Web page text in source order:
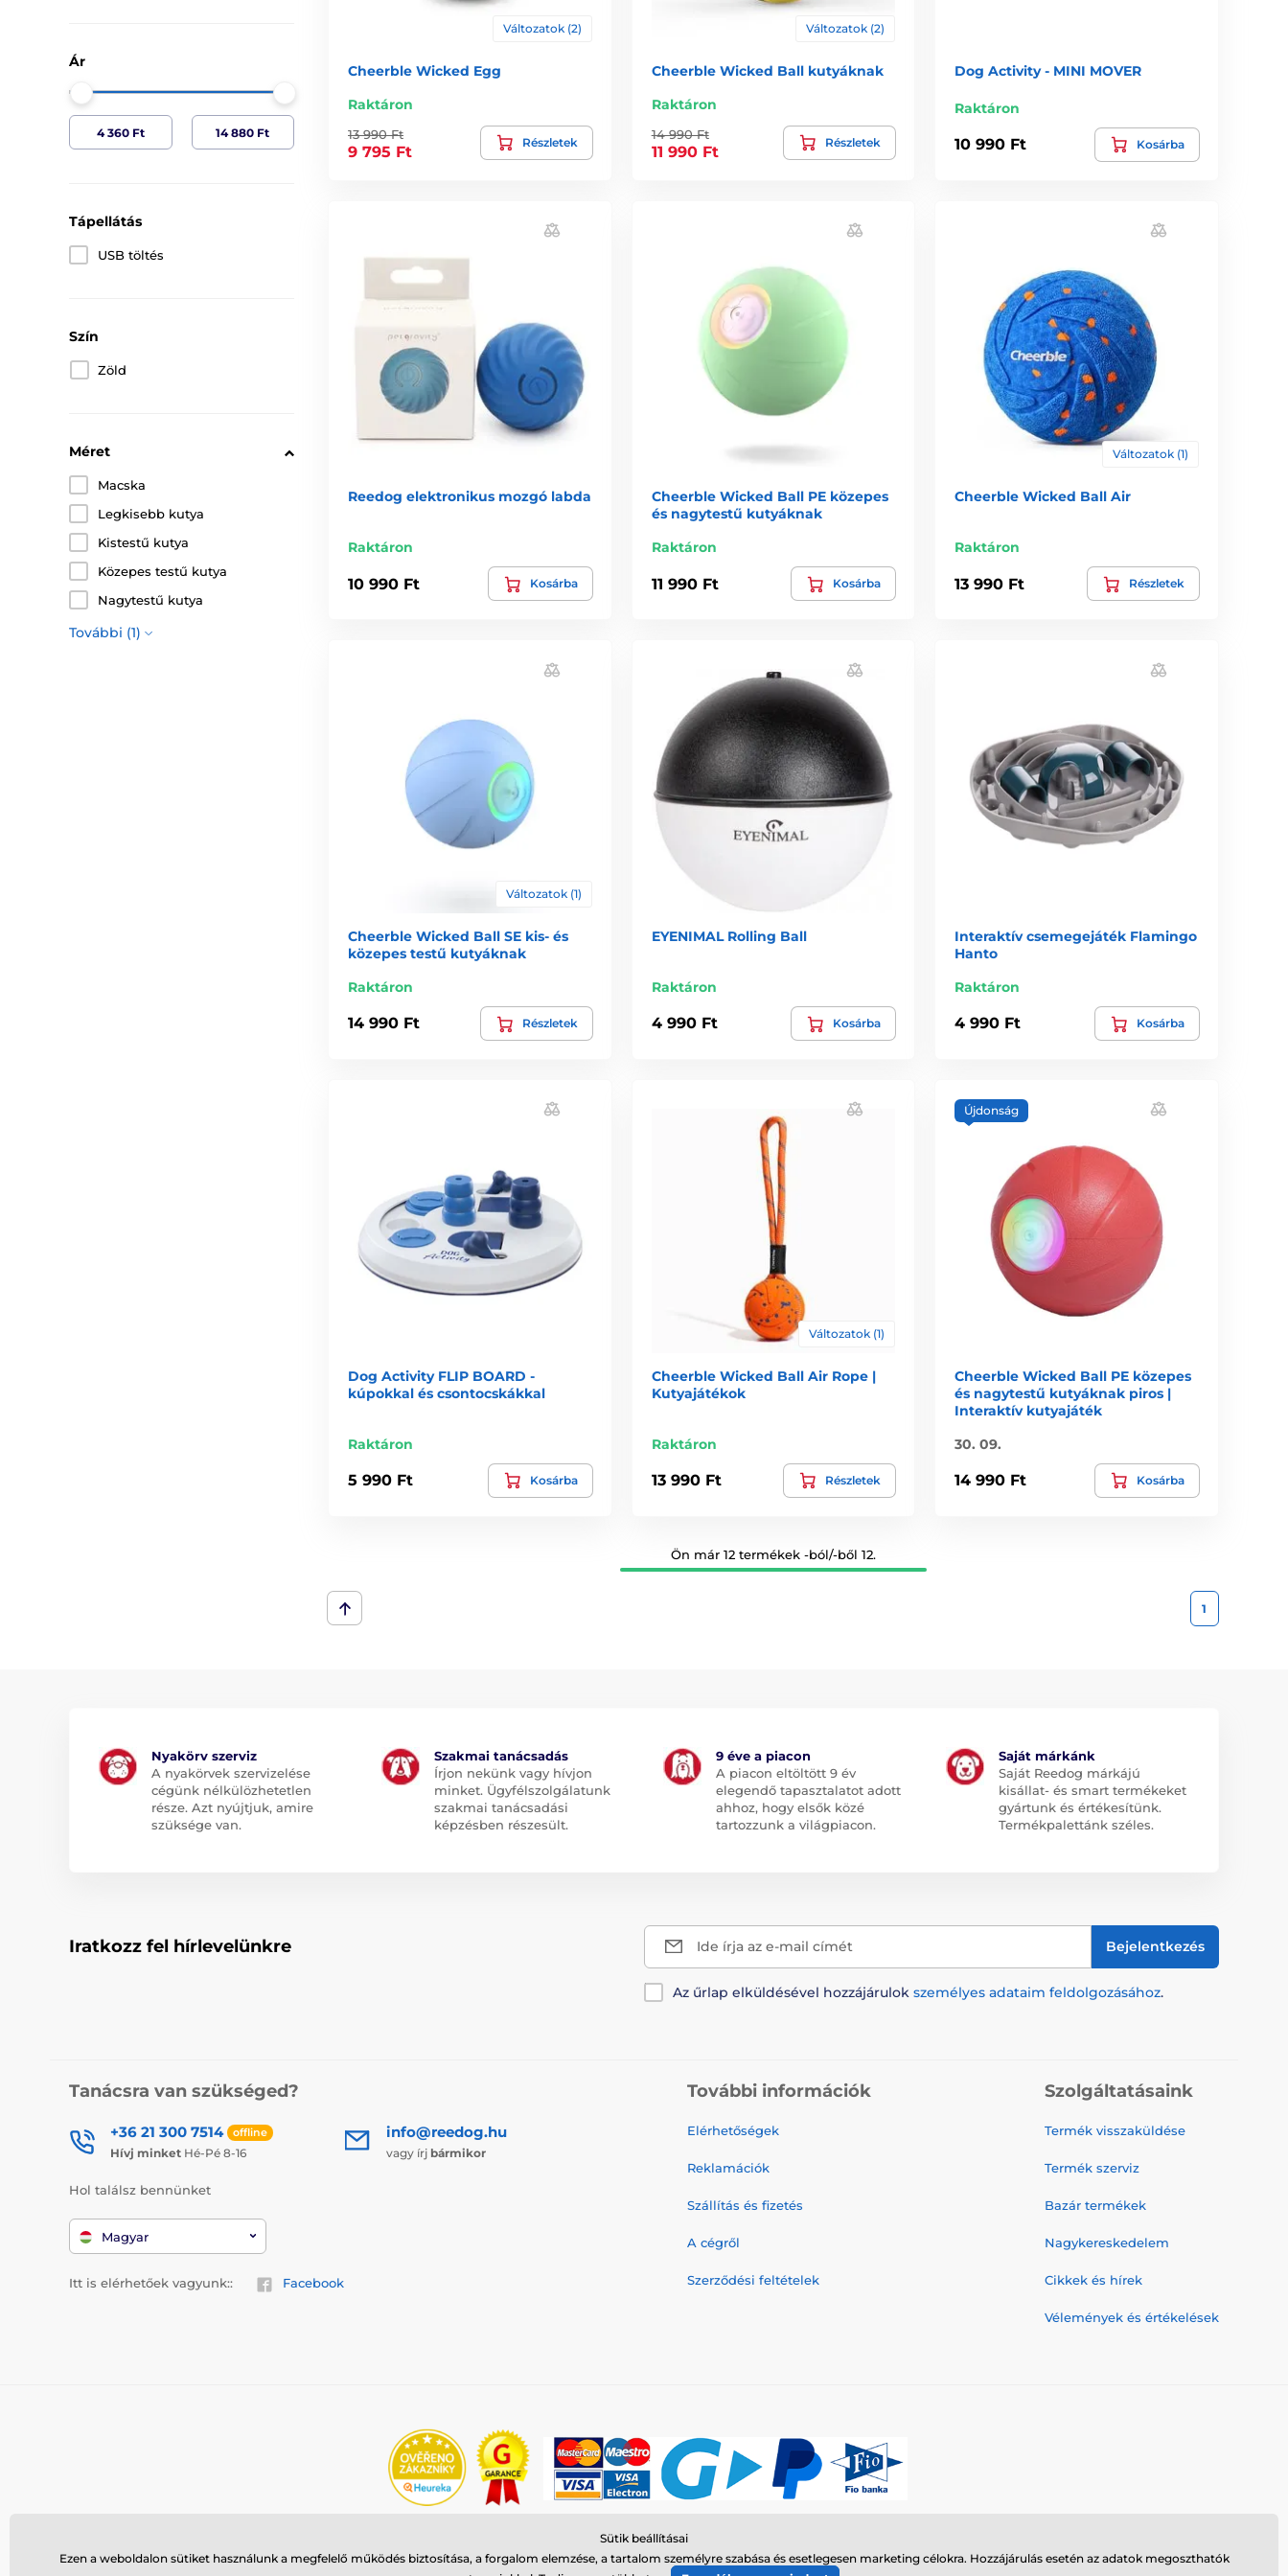
Ár
Tápellátás
USB töltés
Szín
Zöld
Méret
Macska
Legkisebb kutya
Kistestű kutya
Közepes testű kutya
Nagytestű kutya
További (1)
Változatok (2)
Cheerble Wicked Egg
Raktáron
13 990 Ft
9 795 Ft
Részletek
Változatok (2)
Cheerble Wicked Ball kutyáknak
Raktáron
14 990 Ft
11 990 Ft
Részletek
Dog Activity - MINI MOVER
Raktáron
10 990 Ft Kosárba
Reedog elektronikus mozgó labda
Raktáron
10 990 Ft Kosárba
Cheerble Wicked Ball PE közepes
és nagytestű kutyáknak
Raktáron
11 990 Ft Kosárba
Változatok (1)
Cheerble Wicked Ball Air
Raktáron
13 990 Ft Részletek
Változatok (1)
Cheerble Wicked Ball SE kis- és
közepes testű kutyáknak
Raktáron
14 990 Ft Részletek
EYENIMAL Rolling Ball
Raktáron
4 990 Ft Kosárba
Interaktív csemegejáték Flamingo
Hanto
Raktáron
4 990 Ft Kosárba
Dog Activity FLIP BOARD -
kúpokkal és csontocskákkal
Raktáron
5 990 Ft Kosárba
Változatok (1)
Cheerble Wicked Ball Air Rope |
Kutyajátékok
Raktáron
13 990 Ft Részletek
Újdonság
Cheerble Wicked Ball PE közepes
és nagytestű kutyáknak piros |
Interaktív kutyajáték
30. 09.
14 990 Ft Kosárba
Ön már 12 termékek -ból/-ből 12.
1
Nyakörv szerviz
A nyakörvek szervizelése
cégünk nélkülözhetetlen
része. Azt nyújtjuk, amire
szüksége van.
Szakmai tanácsadás
Írjon nekünk vagy hívjon
minket. Ügyfélszolgálatunk
szakmai tanácsadási
képzésben részesült.
9 éve a piacon
A piacon eltöltött 9 év
elegendő tapasztalatot adott
ahhoz, hogy elsők közé
tartozzunk a világpiacon.
Saját márkánk
Saját Reedog márkájú
kisállat- és smart termékeket
gyártunk és értékesítünk.
Termékpalettánk széles.
Iratkozz fel hírlevelünkre Ide írja az e-mail címét Bejelentkezés
Az űrlap elküldésével hozzájárulok személyes adataim feldolgozásához.
Tanácsra van szükséged?
+36 21 300 7514 offline
Hívj minket Hé-Pé 8-16
info@reedog.hu
vagy írj bármikor
Hol találsz bennünket
Magyar
Itt is elérhetőek vagyunk:: Facebook
További információk
Elérhetőségek
Reklamációk
Szállítás és fizetés
A cégről
Szerződési feltételek
Szolgáltatásaink
Termék visszaküldése
Termék szerviz
Bazár termékek
Nagykereskedelem
Cikkek és hírek
Vélemények és értékelések
© 2026 www.reedog.hu ⦁ Webshop szolgáltatónk a
Sütik beállításai
Ezen a weboldalon sütiket használunk a megfelelő működés biztosítása, a forgalom elemzése, a tartalom személyre szabása és esetlegesen marketing célokra. Hozzájárulás esetén az adatok megoszthatók